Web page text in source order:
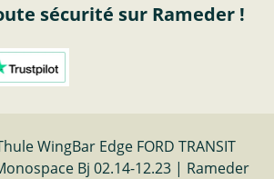
sécurité sur Rameder !
WingBar Edge FORD TRANSIT
Bj 02.14-12.23 | Rameder